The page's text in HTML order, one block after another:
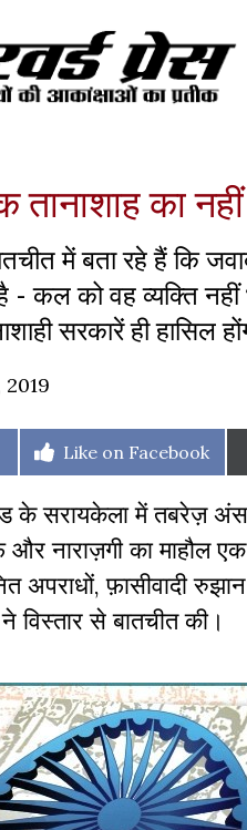
का
में बता रहे हैं कि
- कल को वह व्यक्ति
सरकारें ही हासिल
Share
Like on Facebook
सरायकेला में तबरेज़
नाराज़गी का माहौल
अपराधों, फ़ासीवादी
विस्तार से बातचीत की।